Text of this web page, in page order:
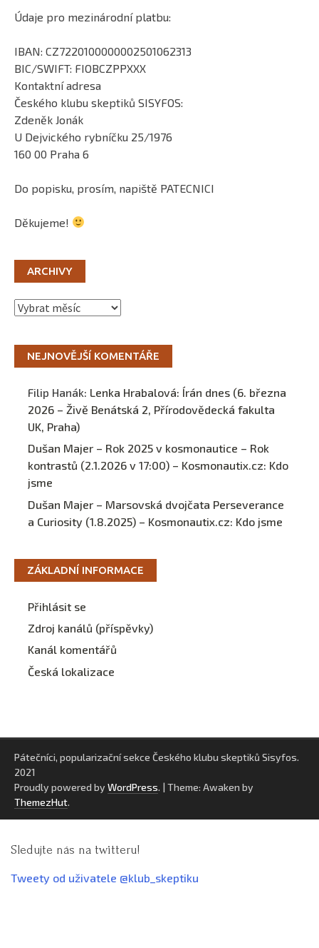
Údaje pro mezinárodní platbu:
IBAN: CZ7220100000002501062313
BIC/SWIFT: FIOBCZPPXXX
Kontaktní adresa
Českého klubu skeptiků SISYFOS:
Zdeněk Jonák
U Dejvického rybníčku 25/1976
160 00 Praha 6
Do popisku, prosím, napiště PATECNICI
Děkujeme!
ARCHIVY
Archivy
NEJNOVĚJŠÍ KOMENTÁŘE
Filip Hanák: Lenka Hrabalová: Írán dnes (6. března
2026 – Živě Benátská 2, Přírodovědecká fakulta
UK, Praha)
Dušan Majer – Rok 2025 v kosmonautice – Rok
kontrastů (2.1.2026 v 17:00) – Kosmonautix.cz: Kdo
jsme
Dušan Majer – Marsovská dvojčata Perseverance
a Curiosity (1.8.2025) – Kosmonautix.cz: Kdo jsme
ZÁKLADNÍ INFORMACE
Přihlásit se
Zdroj kanálů (příspěvky)
Kanál komentářů
Česká lokalizace
Pátečníci, popularizační sekce Českého klubu skeptiků Sisyfos.
2021
Proudly powered by WordPress. | Theme: Awaken by
ThemezHut.
Sledujte nás na twitteru!
Tweety od uživatele @klub_skeptiku